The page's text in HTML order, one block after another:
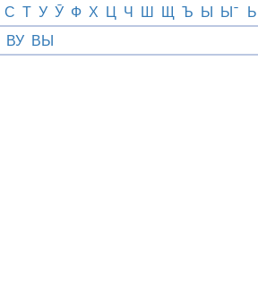
С Т У Ӯ Ф Х Ц Ч Ш Щ Ъ Ы Ы Ь
ВУ ВЫ